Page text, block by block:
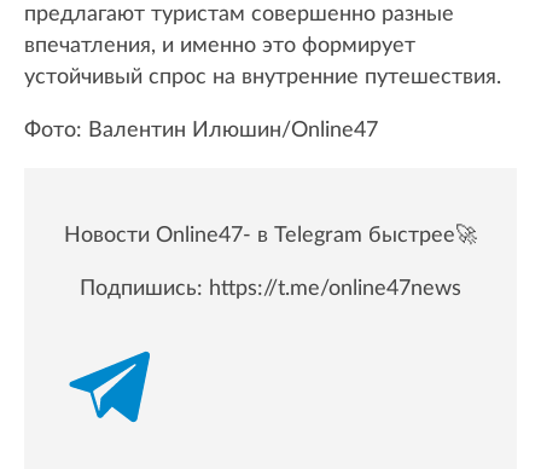
предлагают туристам совершенно разные
впечатления, и именно это формирует
устойчивый спрос на внутренние путешествия.
Фото: Валентин Илюшин/Online47
Новости Online47- в Telegram быстрее🚀
Подпишись: https://t.me/online47news